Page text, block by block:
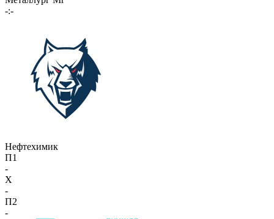
-:-
Нефтехимик
П1
-
X
-
П2
-